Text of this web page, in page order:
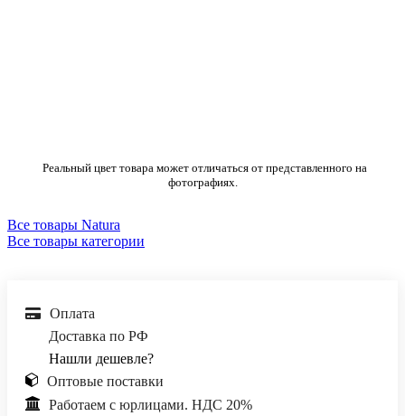
Реальный цвет товара может отличаться от представленного на
фотографиях.
Все товары Natura
Все товары категории
Оплата
Доставка по РФ
Нашли дешевле?
Оптовые поставки
Работаем с юрлицами. НДС 20%